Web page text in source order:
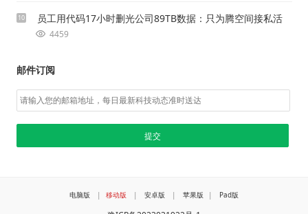
10 员工用代码17小时删光公司89TB数据：只为腾空间接私活
4459
邮件订阅
电脑版 | 移动版 | 安卓版 | 苹果版 | Pad版